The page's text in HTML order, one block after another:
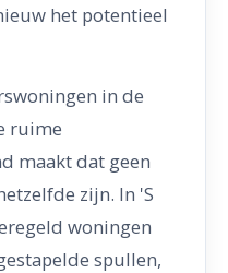
het potentieel
in de
ruime
maakt dat geen
zijn. In 'S
woningen
spullen,